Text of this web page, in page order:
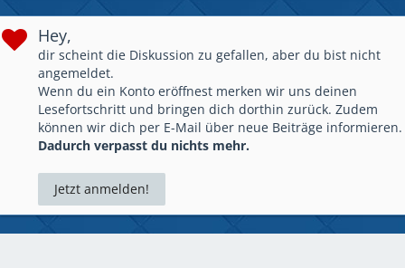
Hey,
dir scheint die Diskussion zu gefallen, aber du bist nicht
angemeldet.
Wenn du ein Konto eröffnest merken wir uns deinen
Lesefortschritt und bringen dich dorthin zurück. Zudem
können wir dich per E-Mail über neue Beiträge informieren.
Dadurch verpasst du nichts mehr.
Jetzt anmelden!